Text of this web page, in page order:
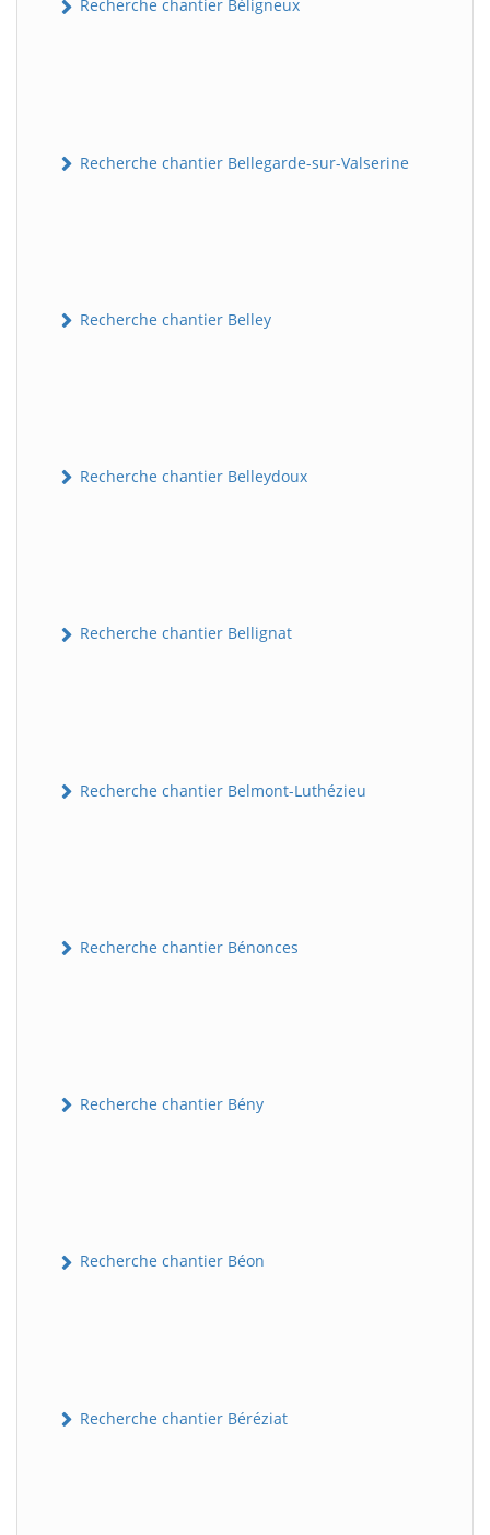
Recherche chantier Béligneux
Recherche chantier Bellegarde-sur-Valserine
Recherche chantier Belley
Recherche chantier Belleydoux
Recherche chantier Bellignat
Recherche chantier Belmont-Luthézieu
Recherche chantier Bénonces
Recherche chantier Bény
Recherche chantier Béon
Recherche chantier Béréziat